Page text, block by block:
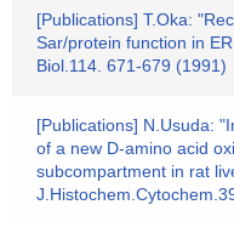
[Publications] T.Oka:
Sar/protein function in
Biol.114. 671-679 (1991)
[Publications] N.Usuda:
of a new D-amino acid
subcompartment in rat